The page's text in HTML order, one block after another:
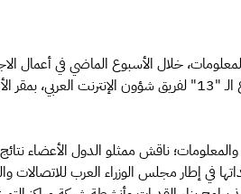
الدائمة للاتصالات والمعلومات، وأعمال الاجتماع الـ "13" لفريق شؤون
ناقش ممثلو الدول الأعضاء
في إطار مجلس الوزراء العرب للاتصالات